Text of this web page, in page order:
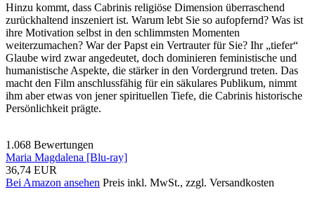
Hinzu kommt, dass Cabrinis religiöse Dimension überraschend
zurückhaltend inszeniert ist. Warum lebt Sie so aufopfernd? Was ist
ihre Motivation selbst in den schlimmsten Momenten
weiterzumachen? War der Papst ein Vertrauter für Sie? Ihr „tiefer“
Glaube wird zwar angedeutet, doch dominieren feministische und
humanistische Aspekte, die stärker in den Vordergrund treten. Das
macht den Film anschlussfähig für ein säkulares Publikum, nimmt
ihm aber etwas von jener spirituellen Tiefe, die Cabrinis historische
Persönlichkeit prägte.
1.068 Bewertungen
Maria Magdalena [Blu-ray]
36,74 EUR
Bei Amazon ansehen Preis inkl. MwSt., zzgl. Versandkosten